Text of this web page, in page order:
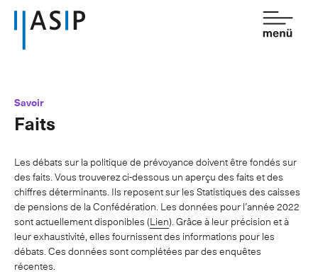
Contact
Association
Prestations
Affiliation
Savoir
Salle de presse
Savoir
Faits
Les débats sur la politique de prévoyance doivent être fondés sur
des faits. Vous trouverez ci-dessous un aperçu des faits et des
chiffres déterminants. Ils reposent sur les Statistiques des caisses
de pensions de la Confédération. Les données pour l’année 2022
sont actuellement disponibles (Lien). Grâce à leur précision et à
leur exhaustivité, elles fournissent des informations pour les
débats. Ces données sont complétées par des enquêtes
récentes.